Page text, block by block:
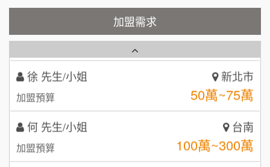
Cozy coffee可集咖啡
3 秉宏小米甜甜圈
潮鍋癮
咖啡LOOK
加盟需求
加盟預算 100萬 ~150萬
徐 先生/小姐 新北市
加盟預算 50萬~75萬
何 先生/小姐 台南
加盟預算 100萬~300萬